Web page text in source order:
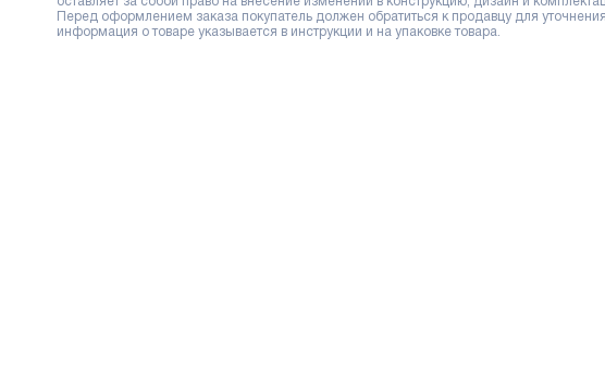
Перед оформлением заказа покупатель должен обратиться к продавцу для
информация о товаре указывается в инструкции и на упаковке товара.